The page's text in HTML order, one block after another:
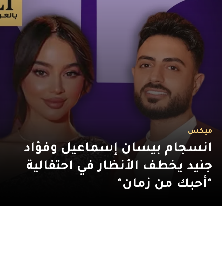
ميكس
انسجام بيسان إسماعيل وفؤاد
جنيد يخطف الأنظار في احتفالية
"أحبك من زمان"